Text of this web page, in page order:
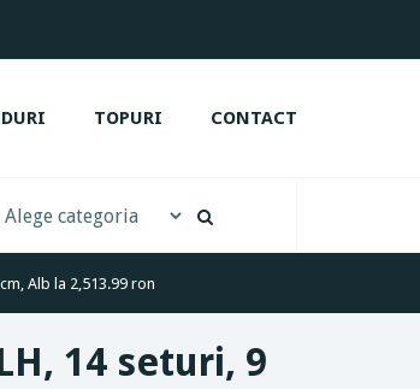
TOPURI CONTACT
Alb la 2,513.99 ron
14 seturi, 9